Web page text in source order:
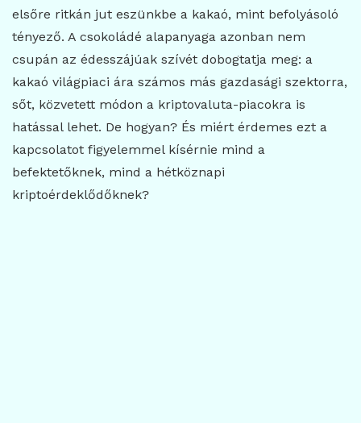
elsőre ritkán jut eszünkbe a kakaó, mint befolyásoló
tényező. A csokoládé alapanyaga azonban nem
csupán az édesszájúak szívét dobogtatja meg: a
kakaó világpiaci ára számos más gazdasági szektorra,
sőt, közvetett módon a kriptovaluta-piacokra is
hatással lehet. De hogyan? És miért érdemes ezt a
kapcsolatot figyelemmel kísérnie mind a
befektetőknek, mind a hétköznapi
kriptoérdeklődőknek?